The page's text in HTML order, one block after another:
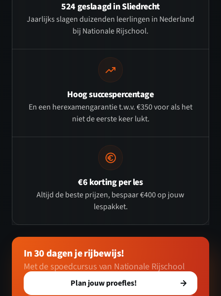
524 geslaagd in Sliedrecht
Jaarlijks slagen duizenden leerlingen in Nederland
bij Nationale Rijschool.
Hoog succespercentage
En een herexamengarantie t.w.v. €350 voor als het
niet de eerste keer lukt.
€6 korting per les
Altijd de beste prijzen, bespaar €400 op jouw
lespakket.
In 30 dagen je rijbewijs!
Met de spoedcursus van Nationale Rijschool
Plan jouw proefles!